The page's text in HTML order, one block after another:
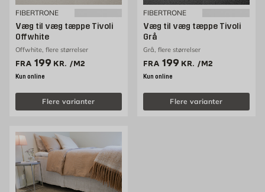
FIBERTRONE
Væg til væg tæppe Tivoli
Offwhite
Offwhite, flere størrelser
FRA Pris 199 kr. /m2
199 KR. /M2
Kun online
Flere varianter
FIBERTRONE
Væg til væg tæppe Tivoli
Grå
Grå, flere størrelser
FRA Pris 199 kr. /m2
199 KR. /M2
Kun online
Flere varianter